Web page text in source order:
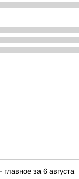
за 6 августа